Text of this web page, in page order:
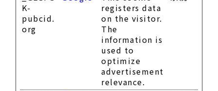
K-
pubcid.
org
registers data
on the visitor.
The
information is
used to
optimize
advertisement
relevance.